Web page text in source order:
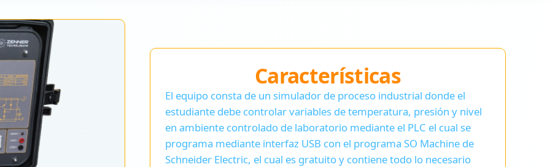
Características
El equipo consta de un simulador de proceso industrial donde el
estudiante debe controlar variables de temperatura, presión y nivel
en ambiente controlado de laboratorio mediante el PLC el cual se
programa mediante interfaz USB con el programa SO Machine de
Schneider Electric, el cual es gratuito y contiene todo lo necesario